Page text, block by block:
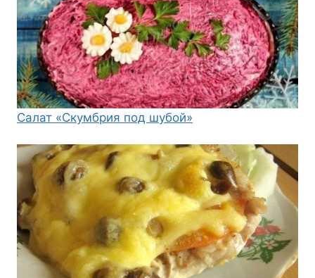
Салат «Скумбрия под шубой»